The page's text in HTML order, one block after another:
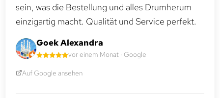
sein, was die Bestellung und alles Drumherum
einzigartig macht. Qualität und Service perfekt.
Goek Alexandra
vor einem Monat · Google
Auf Google ansehen